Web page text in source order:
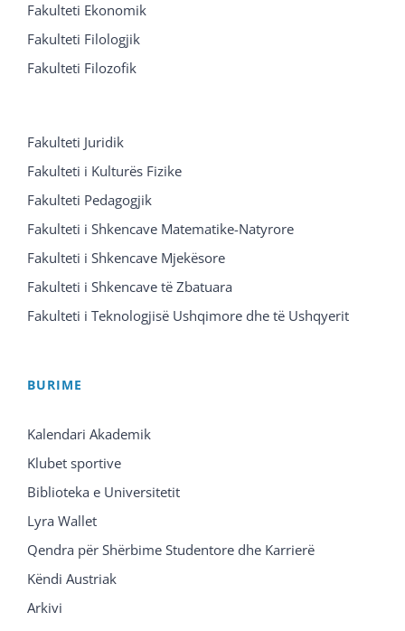
Fakulteti Ekonomik
Fakulteti Filologjik
Fakulteti Filozofik
Fakulteti Juridik
Fakulteti i Kulturës Fizike
Fakulteti Pedagogjik
Fakulteti i Shkencave Matematike-Natyrore
Fakulteti i Shkencave Mjekësore
Fakulteti i Shkencave të Zbatuara
Fakulteti i Teknologjisë Ushqimore dhe të Ushqyerit
BURIME
Kalendari Akademik
Klubet sportive
Biblioteka e Universitetit
Lyra Wallet
Qendra për Shërbime Studentore dhe Karrierë
Këndi Austriak
Arkivi